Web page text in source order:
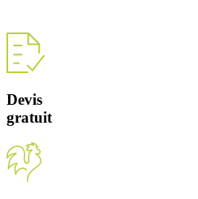
Devis
gratuit